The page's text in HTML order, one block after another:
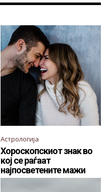
Астрологија
Хороскопскиот знак во
кој се раѓаат
најпосветените мажи